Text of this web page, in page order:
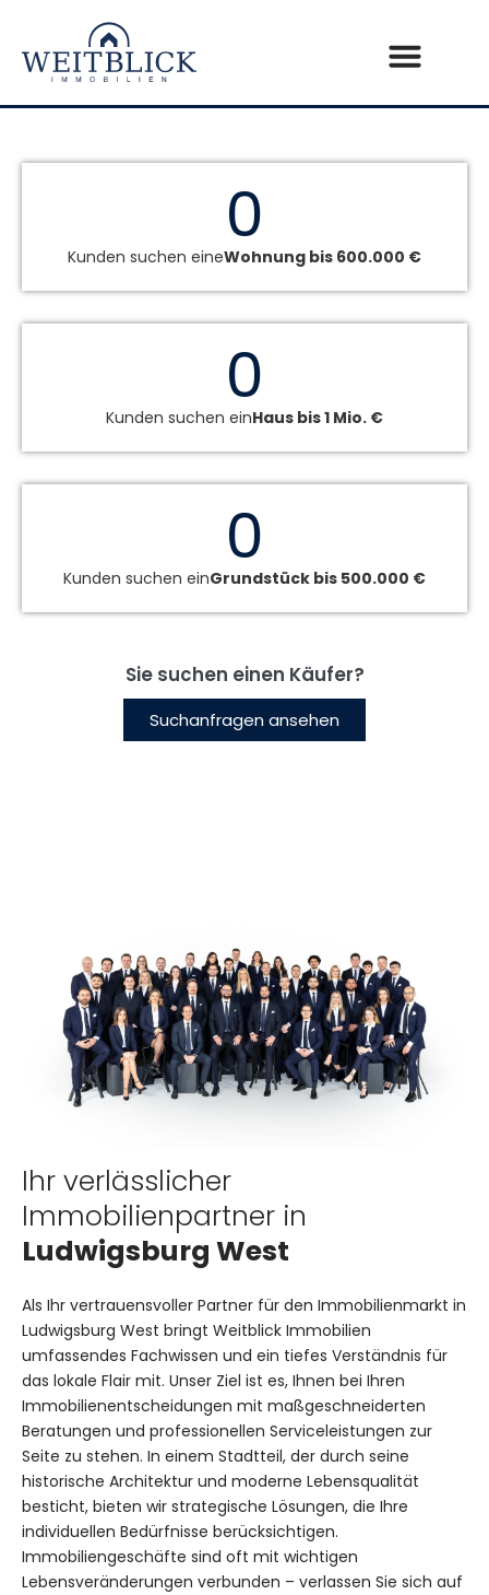
Kunden suchen eineWohnung bis 600.000 €
0
Kunden suchen einHaus bis 1 Mio. €
0
Kunden suchen einGrundstück bis 500.000 €
0
Sie suchen einen Käufer?
Suchanfragen ansehen
Ihr verlässlicher
Immobilienpartner in
Ludwigsburg West
Als Ihr vertrauensvoller Partner für den Immobilienmarkt in
Ludwigsburg West bringt Weitblick Immobilien
umfassendes Fachwissen und ein tiefes Verständnis für
das lokale Flair mit. Unser Ziel ist es, Ihnen bei Ihren
Immobilienentscheidungen mit maßgeschneiderten
Beratungen und professionellen Serviceleistungen zur
Seite zu stehen. In einem Stadtteil, der durch seine
historische Architektur und moderne Lebensqualität
besticht, bieten wir strategische Lösungen, die Ihre
individuellen Bedürfnisse berücksichtigen.
Immobiliengeschäfte sind oft mit wichtigen
Lebensveränderungen verbunden – verlassen Sie sich auf